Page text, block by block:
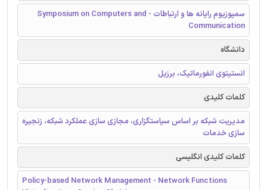
سمپوزیوم رایانه ها و ارتباطات - Symposium on Computers and
Communication
دانشگاه
انستیتوی انفورماتیک، برزیل
کلمات کلیدی
مدیریت شبکه بر اساس سیاستگزاری، مجازی سازی عملکرد شبکه، زنجیره
سازی خدمات
کلمات کلیدی انگلیسی
Policy-based Network Management - Network Functions